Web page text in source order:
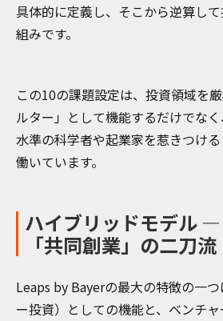
具体的に定義し、そこから逆算し
組みです。
この10の課題設定は、投資領域を
ルター」として機能するだけでな
水準の科学者や起業家を惹きつけ
働いています。
ハイブリッドモデル
「共同創業」の二刀流
Leaps by Bayerの最大の特徴の一つ
ー投資）としての機能と、ベンチ